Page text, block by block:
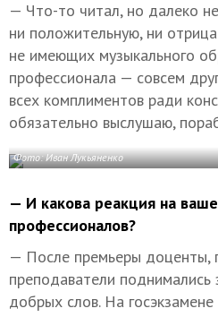
— Что-то читал, но далеко
ни положительную, ни
не имеющих музыкального
профессионала — совсем
всех комплиментов ради
обязательно выслушаю,
Фото: Иван Лукьяненко
— И какова реакция на
профессионалов?
— После премьеры доценты,
преподаватели
добрых слов. На